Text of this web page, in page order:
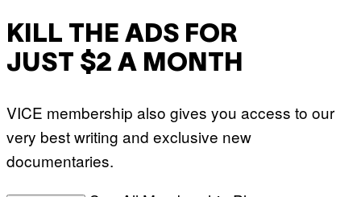
KILL THE ADS FOR
JUST $2 A MONTH
VICE membership also gives you access to our
very best writing and exclusive new
documentaries.